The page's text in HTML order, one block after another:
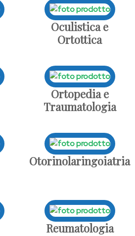
Oculistica e
Ortottica
Ortopedia e
Traumatologia
Otorinolaringoiatria
Reumatologia